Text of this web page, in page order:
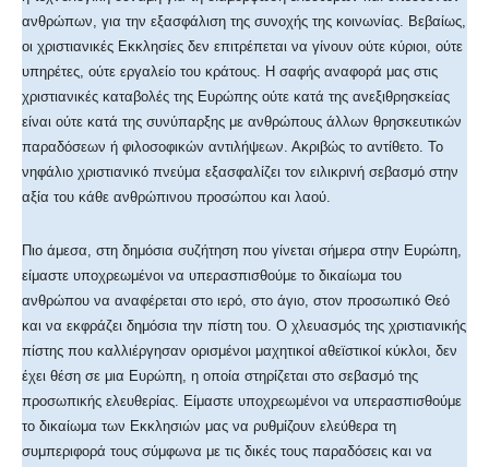
ανθρώπων, για την εξασφάλιση της συνοχής της κοινωνίας. Βεβαίως,
οι χριστιανικές Εκκλησίες δεν επιτρέπεται να γίνουν ούτε κύριοι, ούτε
υπηρέτες, ούτε εργαλείο του κράτους. H σαφής αναφορά μας στις
χριστιανικές καταβολές της Ευρώπης ούτε κατά της ανεξιθρησκείας
είναι ούτε κατά της συνύπαρξης με ανθρώπους άλλων θρησκευτικών
παραδόσεων ή φιλοσοφικών αντιλήψεων. Ακριβώς το αντίθετο. Το
νηφάλιο χριστιανικό πνεύμα εξασφαλίζει τον ειλικρινή σεβασμό στην
αξία του κάθε ανθρώπινου προσώπου και λαού.
Πιο άμεσα, στη δημόσια συζήτηση που γίνεται σήμερα στην Ευρώπη,
είμαστε υποχρεωμένοι να υπερασπισθούμε το δικαίωμα του
ανθρώπου να αναφέρεται στο ιερό, στο άγιο, στον προσωπικό Θεό
και να εκφράζει δημόσια την πίστη του. Ο χλευασμός της χριστιανικής
πίστης που καλλιέργησαν ορισμένοι μαχητικοί αθεϊστικοί κύκλοι, δεν
έχει θέση σε μια Ευρώπη, η οποία στηρίζεται στο σεβασμό της
προσωπικής ελευθερίας. Είμαστε υποχρεωμένοι να υπερασπισθούμε
το δικαίωμα των Εκκλησιών μας να ρυθμίζουν ελεύθερα τη
συμπεριφορά τους σύμφωνα με τις δικές τους παραδόσεις και να